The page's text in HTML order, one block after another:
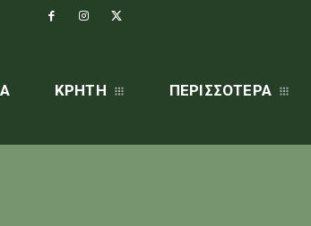
ΚΡΗΤΗ ΠΕΡΙΣΣΌΤΕΡΑ